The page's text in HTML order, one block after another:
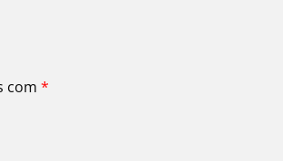
com *